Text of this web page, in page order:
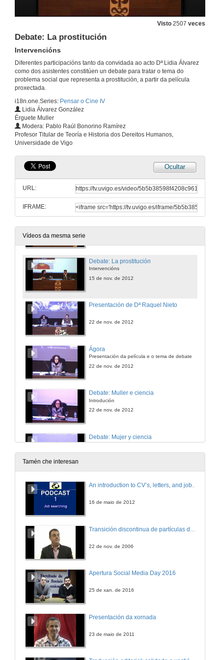
Visto 2507 veces
Debate: La prostitución
Intervencións
Diferentes participacións tanto da convidada ao acto Dª Lidia Álvarez
como dos asistentes constitúen un debate para tratar o tema do
problema social que representa a prostitución, a partir da película
proxectada.
i18n.one.Series: Pensar o Cine IV
Lidia Álvarez González
Érguete Muller
Modera: Pablo Raúl Bonorino Ramírez
Profesor Titular de Teoría e Historia dos Dereitos Humanos,
Universidade de Vigo
Ocultar
URL:
IFRAME:
Vídeos da mesma serie
Presentación da película e do tema de debate
8 de nov. de 2012
Debate: Mujer y opresión política
8 de nov. de 2012
Presentación de Dª Lidia Álvarez
Presentación da película e o tema de debate
15 de nov. de 2012
Debate: A prostitución
Debate: La prostitución
Intervencións
15 de nov. de 2012
Presentación de Dª Raquel Nieto
22 de nov. de 2012
Ágora
Presentación da película e o tema de debate
22 de nov. de 2012
Debate: Muller e ciencia
Introdución
22 de nov. de 2012
Debate: Mujer y ciencia
Intervencións
22 de nov. de 2012
Presentación da película e do tema de debate
Intervencións
Discurso de clausura do ciclo
Tamén che interesan
An introduction to CV’s, letters, and job searching
16 de maio de 2012
22 de nov. de 2006
Apertura Social Media Day 2016
25 de xan. de 2016
Presentación da xornada
23 de maio de 2011